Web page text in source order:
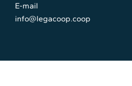
E-mail
info@legacoop.coop